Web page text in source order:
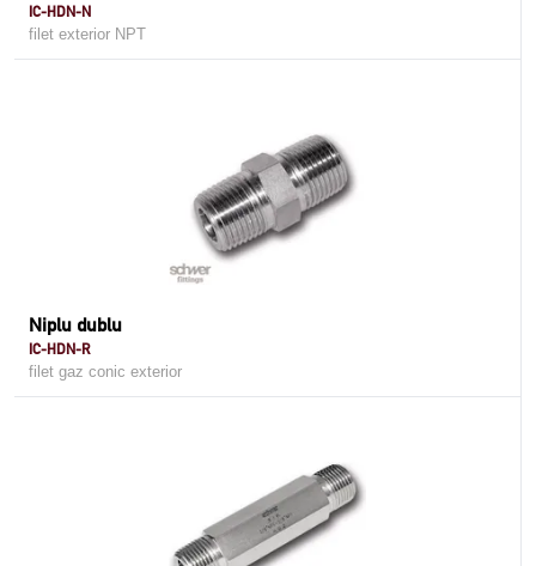
IC-HDN-N
filet exterior NPT
Niplu dublu
IC-HDN-R
filet gaz conic exterior